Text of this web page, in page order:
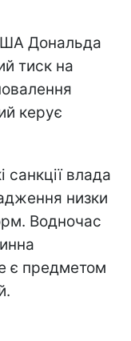
Дональда
тиск на
керує
санкції влада
низки
Водночас
є предметом